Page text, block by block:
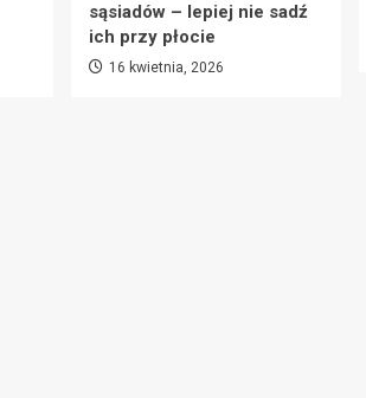
sąsiadów – lepiej nie sadź
ich przy płocie
16 kwietnia, 2026